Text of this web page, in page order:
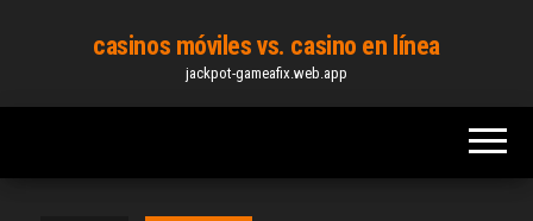
content
casinos móviles vs. casino en línea
jackpot-gameafix.web.app